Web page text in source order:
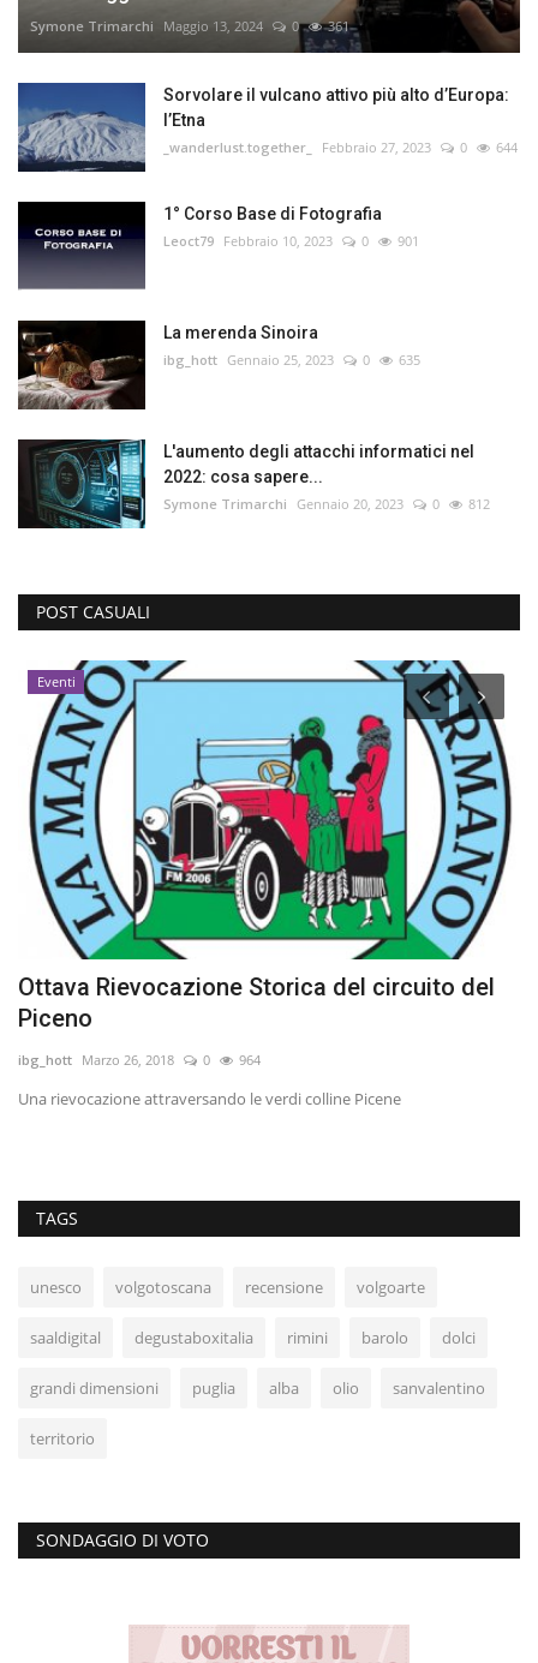
Symone Trimarchi Maggio 13, 2024 0 361
Sorvolare il vulcano attivo più alto d’Europa:
l’Etna
_wanderlust.together_ Febbraio 27, 2023 0 644
1° Corso Base di Fotografia
Leoct79 Febbraio 10, 2023 0 901
La merenda Sinoira
ibg_hott Gennaio 25, 2023 0 635
L'aumento degli attacchi informatici nel
2022: cosa sapere...
Symone Trimarchi Gennaio 20, 2023 0 812
POST CASUALI
Eventi
Ottava Rievocazione Storica del circuito del
Piceno
ibg_hott Marzo 26, 2018 0 964
Una rievocazione attraversando le verdi colline Picene
TAGS
unesco volgotoscana recensione volgoarte
saaldigital degustaboxitalia rimini barolo dolci
grandi dimensioni puglia alba olio sanvalentino
territorio
SONDAGGIO DI VOTO